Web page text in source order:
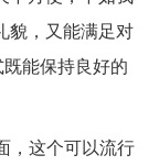
貌，又能满足对
能保持良好的
，这个可以流行